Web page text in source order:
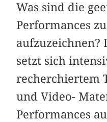
Was sind die
Performances
aufzuzeichnen?
setzt sich
recherchiertem
und Video-
Performances